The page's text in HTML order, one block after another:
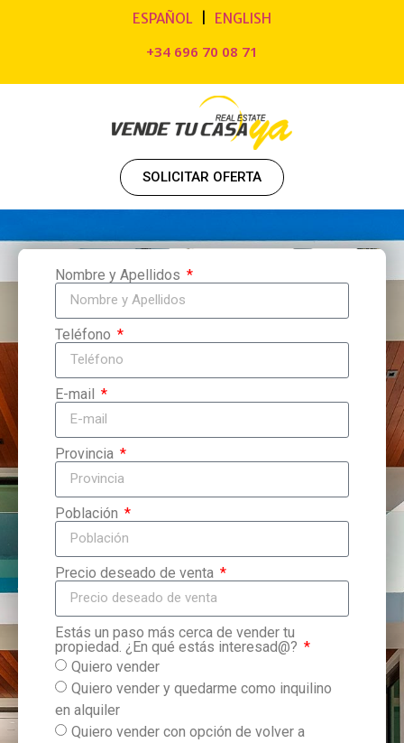
ESPAÑOL ENGLISH
+34 696 70 08 71
SOLICITAR OFERTA
Nombre y Apellidos
Teléfono
E-mail
Provincia
Población
Precio deseado de venta
Estás un paso más cerca de vender tu
propiedad. ¿En qué estás interesad@?
Quiero vender
Quiero vender y quedarme como inquilino
en alquiler
Quiero vender con opción de volver a